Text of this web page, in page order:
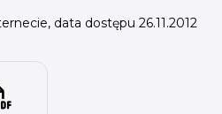
data dostępu 26.11.2012